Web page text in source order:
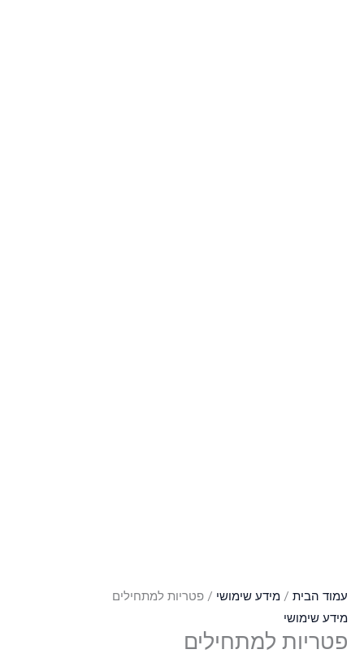
עמוד הבית / מידע שימושי / פטריות למתחילים
מידע שימושי
פטריות למתחילים